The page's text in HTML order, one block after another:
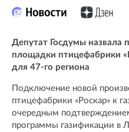
Депутат Госдумы назвала
площадки птицефабрики
для 47-го региона
Подключение новой
птицефабрики «Роскар» к
очередным
программы газификации в